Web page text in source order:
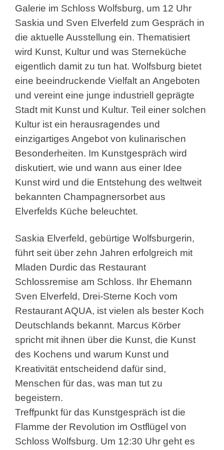
Galerie im Schloss Wolfsburg, um 12 Uhr
Saskia und Sven Elverfeld zum Gespräch in
die aktuelle Ausstellung ein. Thematisiert
wird Kunst, Kultur und was Sterneküche
eigentlich damit zu tun hat. Wolfsburg bietet
eine beeindruckende Vielfalt an Angeboten
und vereint eine junge industriell geprägte
Stadt mit Kunst und Kultur. Teil einer solchen
Kultur ist ein herausragendes und
einzigartiges Angebot von kulinarischen
Besonderheiten. Im Kunstgespräch wird
diskutiert, wie und wann aus einer Idee
Kunst wird und die Entstehung des weltweit
bekannten Champagnersorbet aus
Elverfelds Küche beleuchtet.
Saskia Elverfeld, gebürtige Wolfsburgerin,
führt seit über zehn Jahren erfolgreich mit
Mladen Durdic das Restaurant
Schlossremise am Schloss. Ihr Ehemann
Sven Elverfeld, Drei-Sterne Koch vom
Restaurant AQUA, ist vielen als bester Koch
Deutschlands bekannt. Marcus Körber
spricht mit ihnen über die Kunst, die Kunst
des Kochens und warum Kunst und
Kreativität entscheidend dafür sind,
Menschen für das, was man tut zu
begeistern.
Treffpunkt für das Kunstgespräch ist die
Flamme der Revolution im Ostflügel von
Schloss Wolfsburg. Um 12:30 Uhr geht es